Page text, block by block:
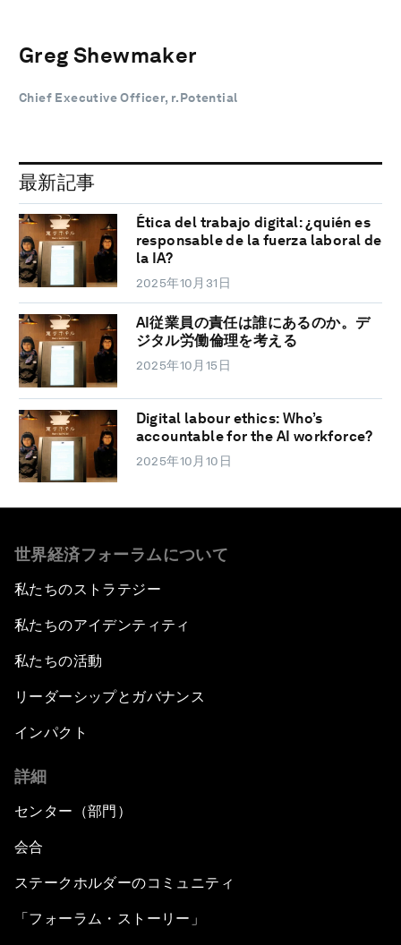
Greg Shewmaker
Chief Executive Officer, r.Potential
最新記事
Ética del trabajo digital: ¿quién es
responsable de la fuerza laboral de
la IA?
2025年10月31日
AI従業員の責任は誰にあるのか。デ
ジタル労働倫理を考える
2025年10月15日
Digital labour ethics: Who’s
accountable for the AI workforce?
2025年10月10日
世界経済フォーラムについて
私たちのストラテジー
私たちのアイデンティティ
私たちの活動
リーダーシップとガバナンス
インパクト
詳細
センター（部門）
会合
ステークホルダーのコミュニティ
「フォーラム・ストーリー」